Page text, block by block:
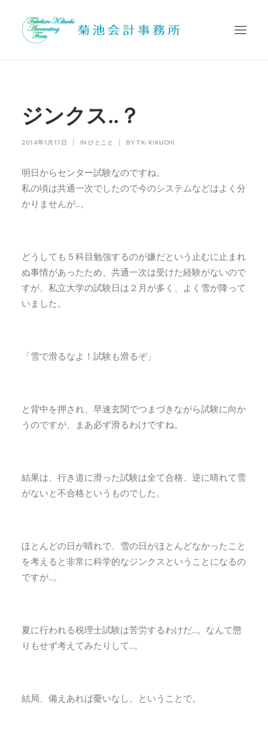
業務内容
提携先
Search
ジンクス‥？
2014年1月17日 IN ひとこと BY TK-KIKUCHI
明日からセンター試験なのですね。
私の頃は共通一次でしたので今のシステムなどはよく分
かりませんが‥。
どうしても５科目勉強するのが嫌だという止むに止まれ
ぬ事情があったため、共通一次は受けた経験がないので
すが、私立大学の試験日は２月が多く、よく雪が降って
いました。
「雪で滑るなよ！試験も滑るぞ」
と背中を押され、早速玄関でつまづきながら試験に向か
うのですが、まあ必ず滑るわけですね。
結果は、行き道に滑った試験は全て合格、逆に晴れて雪
がないと不合格というものでした。
ほとんどの日が晴れで、雪の日がほとんどなかったこと
を考えると非常に科学的なジンクスということになるの
ですが‥。
夏に行われる税理士試験は苦労するわけだ‥。なんて懲
りもせず考えてみたりして‥。
結局、備えあれば憂いなし、ということで。